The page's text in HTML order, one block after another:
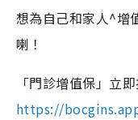
想為自己和家人^增
喇！
「門診增值保」立即
https://